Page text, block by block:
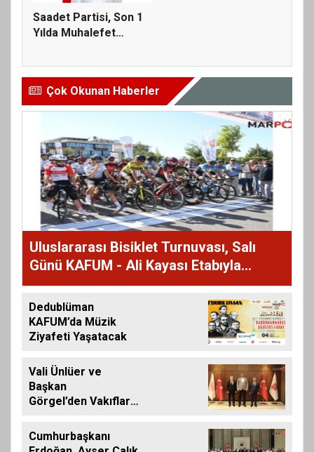
Saadet Partisi, Son 1
Yılda Muhalefet
Çok Okunan Haberler
Uluslararası Bisiklet Turnuvası, Salı
Günü KAFUM - Ali Kayası Etabıyla
Başlıyor
Dedublüman
KAFUM’da Müzik
Ziyafeti Yaşatacak
Vali Ünlüer ve
Başkan
Görgel’den Vakıflar
ziyaret
Cumhurbaşkanı